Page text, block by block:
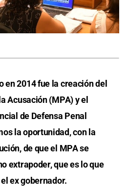
en 2014 fue la creación del
Acusación (MPA) y el
de Defensa Penal
la oportunidad, con la
de que el MPA se
extrapoder, que es lo que
ex gobernador.